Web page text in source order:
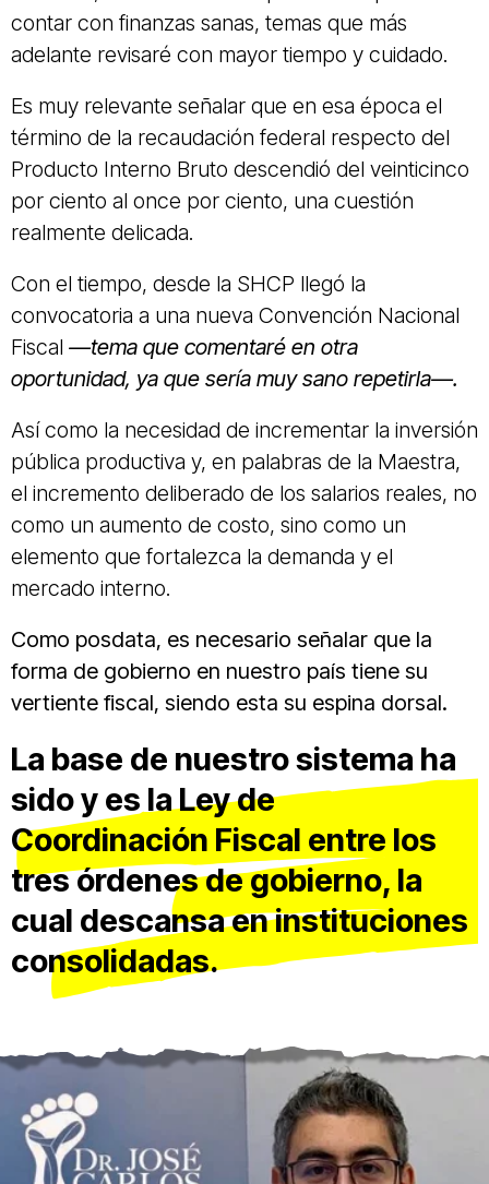
contar con finanzas sanas, temas que más
adelante revisaré con mayor tiempo y cuidado.
Es muy relevante señalar que en esa época el
término de la recaudación federal respecto del
Producto Interno Bruto descendió del veinticinco
por ciento al once por ciento, una cuestión
realmente delicada.
Con el tiempo, desde la SHCP llegó la
convocatoria a una nueva Convención Nacional
Fiscal —tema que comentaré en otra
oportunidad, ya que sería muy sano repetirla—.
Así como la necesidad de incrementar la inversión
pública productiva y, en palabras de la Maestra,
el incremento deliberado de los salarios reales, no
como un aumento de costo, sino como un
elemento que fortalezca la demanda y el
mercado interno.
Como posdata, es necesario señalar que la
forma de gobierno en nuestro país tiene su
vertiente fiscal, siendo esta su espina dorsal.
La base de nuestro sistema ha
sido y es la Ley de
Coordinación Fiscal entre los
tres órdenes de gobierno, la
cual descansa en instituciones
consolidadas.